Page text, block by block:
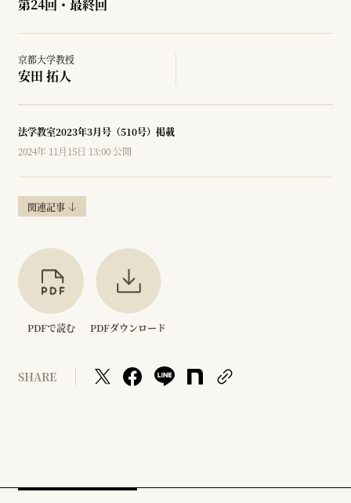
第24回・最終回
京都大学教授
安田 拓人
法学教室2023年3月号（510号）掲載
2024年 11月15日 13:00 公開
関連記事
PDFで読む PDFダウンロード
SHARE